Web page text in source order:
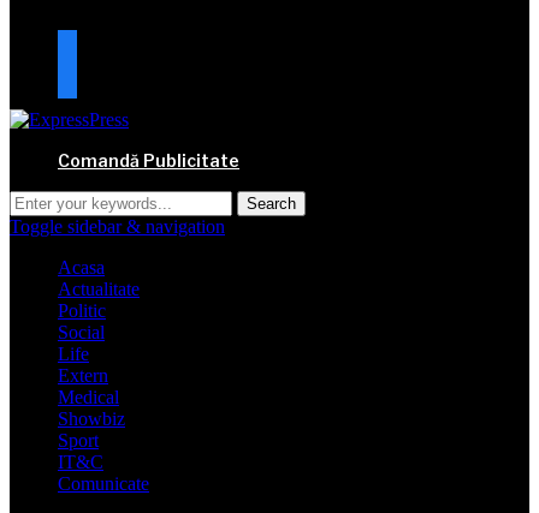
Comandă Publicitate
Toggle sidebar & navigation
Acasa
Actualitate
Politic
Social
Life
Extern
Medical
Showbiz
Sport
IT&C
Comunicate